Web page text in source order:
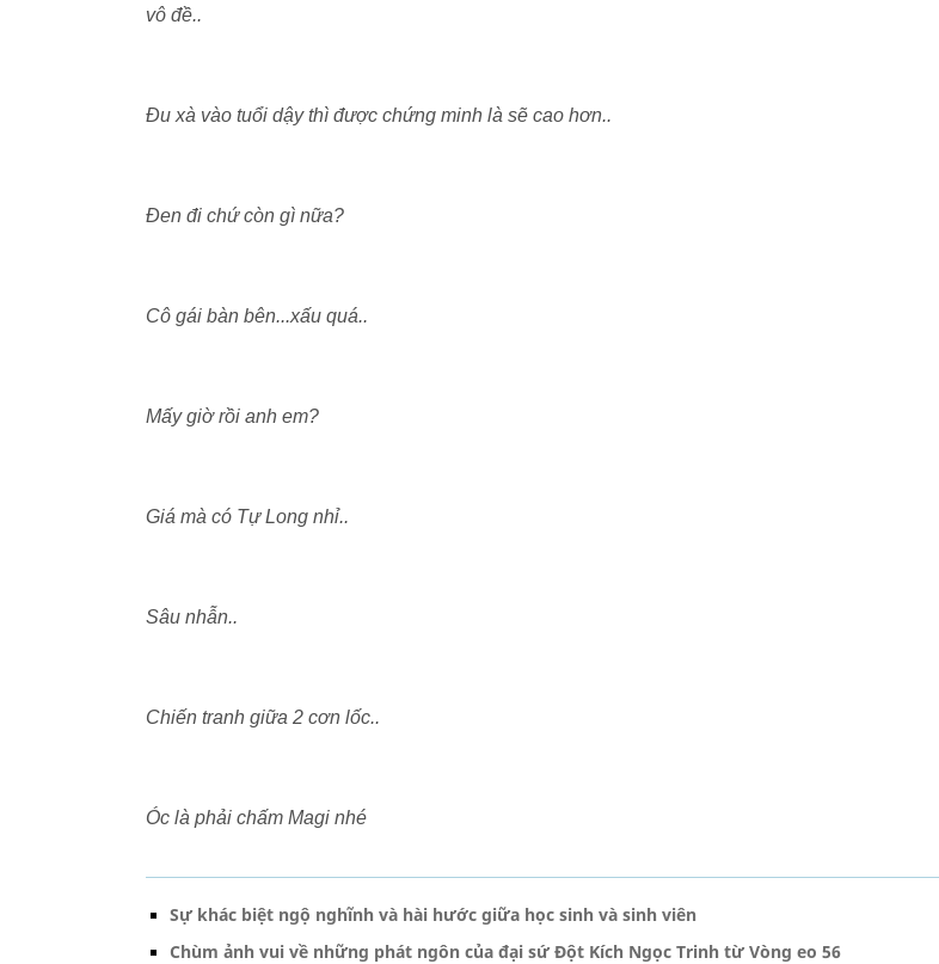
vô đề..
Đu xà vào tuổi dậy thì được chứng minh là sẽ cao hơn..
Đen đi chứ còn gì nữa?
Cô gái bàn bên...xấu quá..
Mấy giờ rồi anh em?
Giá mà có Tự Long nhỉ..
Sâu nhẫn..
Chiến tranh giữa 2 cơn lốc..
Óc là phải chấm Magi nhé
Sự khác biệt ngộ nghĩnh và hài hước giữa học sinh và sinh viên
Chùm ảnh vui về những phát ngôn của đại sứ Đột Kích Ngọc Trinh từ Vòng eo 56